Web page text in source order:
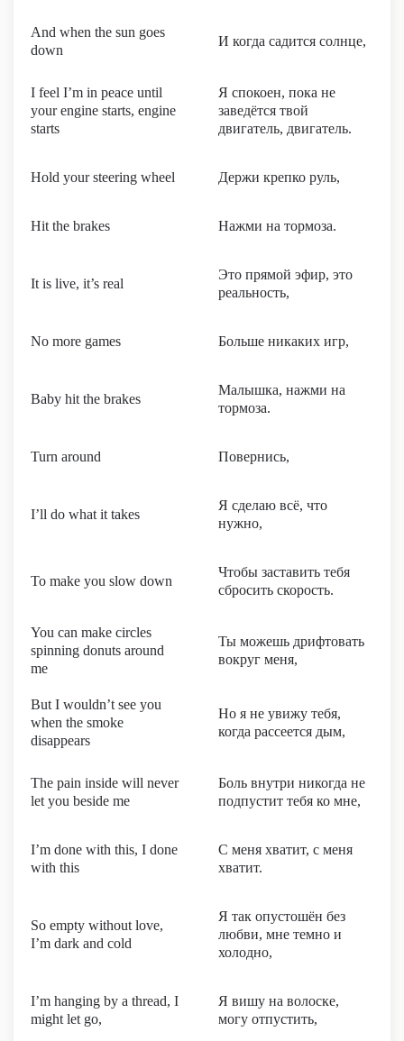
And when the sun goes
down
И когда садится солнце,
I feel I’m in peace until
your engine starts, engine
starts
Я спокоен, пока не
заведётся твой
двигатель, двигатель.
Hold your steering wheel Держи крепко руль,
Hit the brakes Нажми на тормоза.
It is live, it’s real
Это прямой эфир, это
реальность,
No more games Больше никаких игр,
Baby hit the brakes
Малышка, нажми на
тормоза.
Turn around Повернись,
I’ll do what it takes
Я сделаю всё, что
нужно,
To make you slow down
Чтобы заставить тебя
сбросить скорость.
You can make circles
spinning donuts around
me
Ты можешь дрифтовать
вокруг меня,
But I wouldn’t see you
when the smoke
disappears
Но я не увижу тебя,
когда рассеется дым,
The pain inside will never
let you beside me
Боль внутри никогда не
подпустит тебя ко мне,
I’m done with this, I done
with this
С меня хватит, с меня
хватит.
So empty without love,
I’m dark and cold
Я так опустошён без
любви, мне темно и
холодно,
I’m hanging by a thread, I
might let go,
Я вишу на волоске,
могу отпустить,